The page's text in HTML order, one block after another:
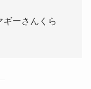
ーさんくら